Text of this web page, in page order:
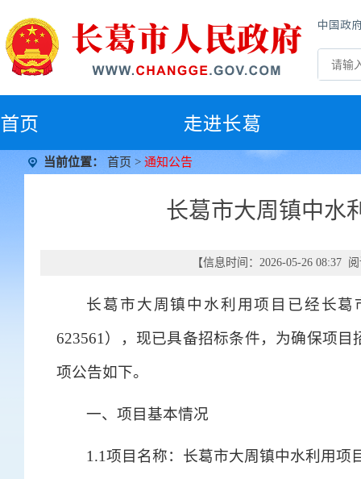
中国政
首页 走进长葛
当前位置： 首页 > 通知公告
长葛市大周镇中水
【信息时间：2026-05-26 08:37
长葛市大周镇中水利用项目已经长葛
623561），现已具备招标条件，为确保项
项公告如下。
一、项目基本情况
1.1项目名称：长葛市大周镇中水利用项